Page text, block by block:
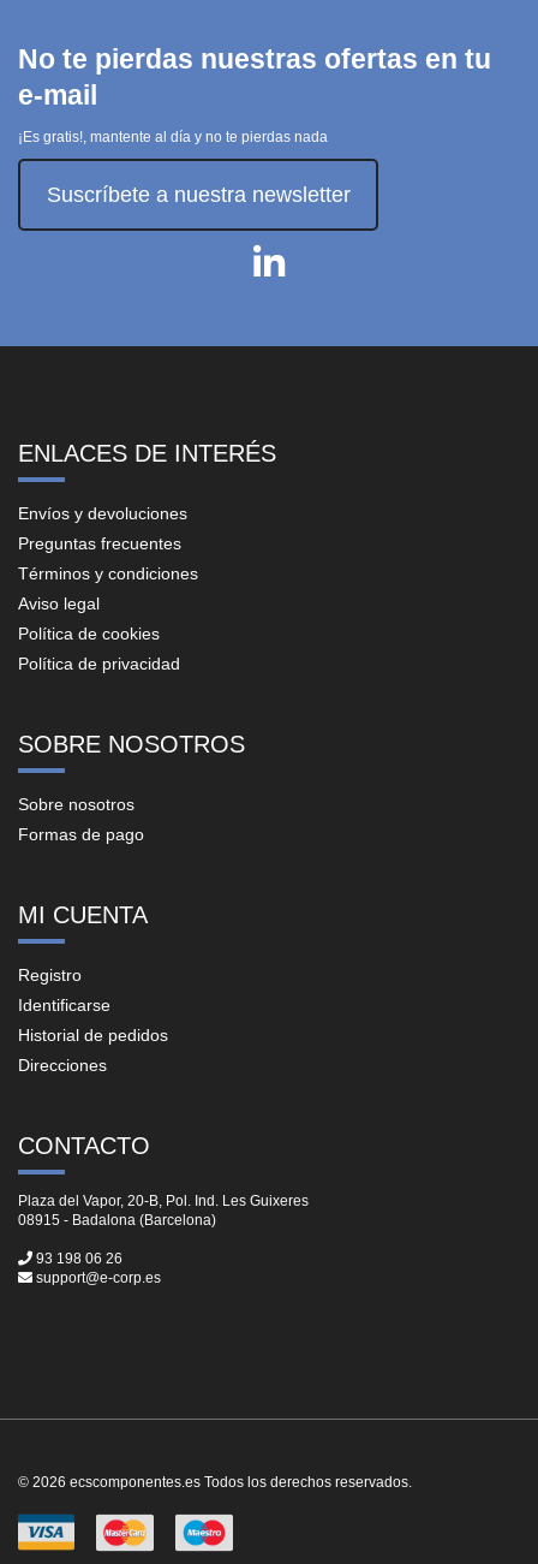
No te pierdas nuestras ofertas en tu
e-mail
¡Es gratis!, mantente al día y no te pierdas nada
Suscríbete a nuestra newsletter
ENLACES DE INTERÉS
Envíos y devoluciones
Preguntas frecuentes
Términos y condiciones
Aviso legal
Política de cookies
Política de privacidad
SOBRE NOSOTROS
Sobre nosotros
Formas de pago
MI CUENTA
Registro
Identificarse
Historial de pedidos
Direcciones
CONTACTO
Plaza del Vapor, 20-B, Pol. Ind. Les Guixeres
08915 - Badalona (Barcelona)
93 198 06 26
support@e-corp.es
© 2026 ecscomponentes.es Todos los derechos reservados.